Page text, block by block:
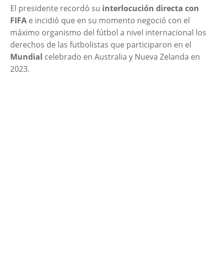
El presidente recordó su interlocución directa con
FIFAe incidió que en su momento negoció con el
máximo organismo del fútbol a nivel internacional los
derechos de las futbolistas que participaron en el
Mundial celebrado en Australia y Nueva Zelanda en
2023.